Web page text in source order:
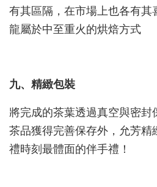
有其區隔，在市場上也各有其
龍屬於中至重火的烘焙方式
九、精緻包裝
將完成的茶葉透過真空與密封
茶品獲得完善保存外，允芳精
禮時刻最體面的伴手禮！